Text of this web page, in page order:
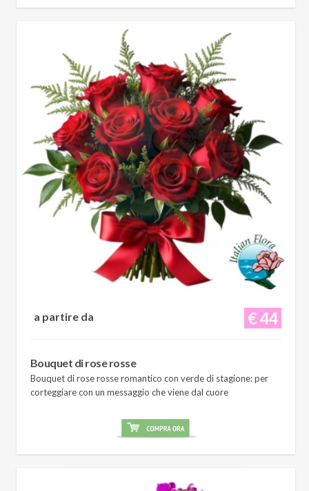
€ 44
a partire da
Bouquet di rose rosse
Bouquet di rose rosse romantico con verde di stagione: per
corteggiare con un messaggio che viene dal cuore